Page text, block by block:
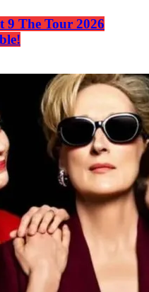
9 The Tour 2026